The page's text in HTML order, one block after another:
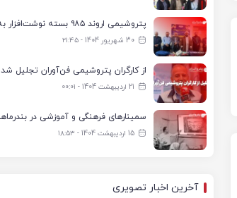
30 شهریور 1404 - ۲۱:۴۵
از کارگران پتروشیمی فن‌آوران تجلیل شد
21 اردیبهشت 1404 - ۰۰:۰۱
15 اردیبهشت 1404 - ۱۸:۵۳
آخرین اخبار تصویری